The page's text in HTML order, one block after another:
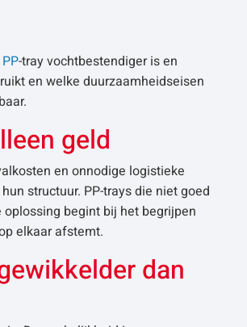
PP-tray vochtbestendiger is en
en welke duurzaamheidseisen
geld
en onnodige logistieke
structuur. PP-trays die niet goed
begint bij het begrijpen
elkaar afstemt.
dan